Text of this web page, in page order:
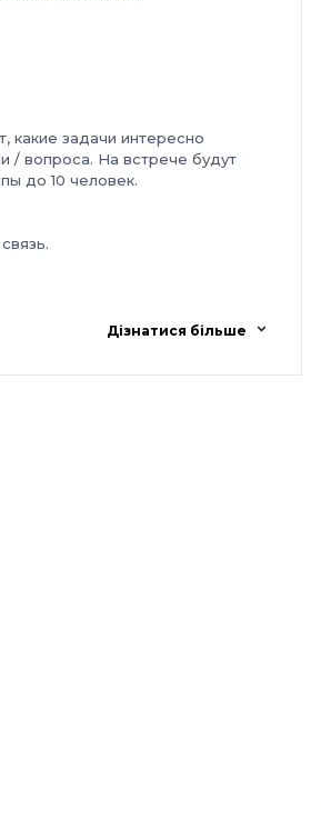
какие задачи интересно
/ вопроса. На встрече будут
до 10 человек.
Дізнатися більше